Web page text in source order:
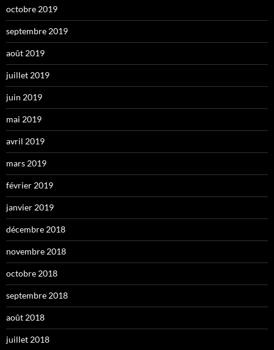
octobre 2019
septembre 2019
août 2019
juillet 2019
juin 2019
mai 2019
avril 2019
mars 2019
février 2019
janvier 2019
décembre 2018
novembre 2018
octobre 2018
septembre 2018
août 2018
juillet 2018